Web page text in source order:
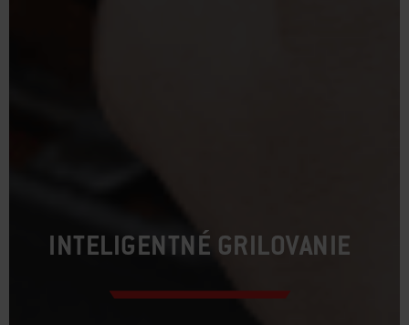
INTELIGENTNÉ GRILOVANIE